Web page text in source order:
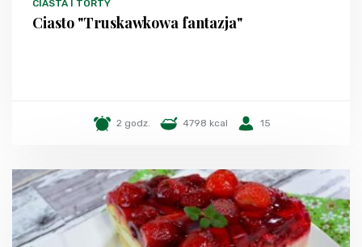
CIASTA I TORTY
Ciasto "Truskawkowa fantazja"
2 godz. 4798 kcal 15